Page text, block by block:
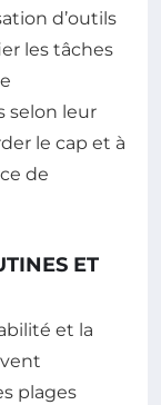
d’outils
les tâches
selon leur
le cap et à
de
ET
et la
plages